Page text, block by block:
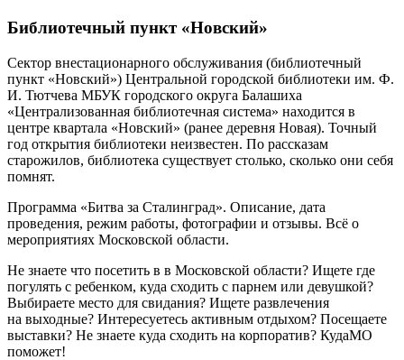
Библиотечный пункт «Новский»
Сектор внестационарного обслуживания (библиотечный
пункт «Новский») Центральной городской библиотеки им. Ф.
И. Тютчева МБУК городского округа Балашиха
«Централизованная библиотечная система» находится в
центре квартала «Новский» (ранее деревня Новая). Точный
год открытия библиотеки неизвестен. По рассказам
старожилов, библиотека существует столько, сколько они себя
помнят.
Программа «Битва за Сталинград». Описание, дата
проведения, режим работы, фотографии и отзывы. Всё о
мероприятиях Московской области.
Не знаете что посетить в в Московской области? Ищете где
погулять с ребенком, куда сходить с парнем или девушкой?
Выбираете место для свидания? Ищете развлечения
на выходные? Интересуетесь активным отдыхом? Посещаете
выставки? Не знаете куда сходить на корпоратив? КудаМО
поможет!